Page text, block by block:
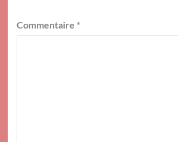
Commentaire *